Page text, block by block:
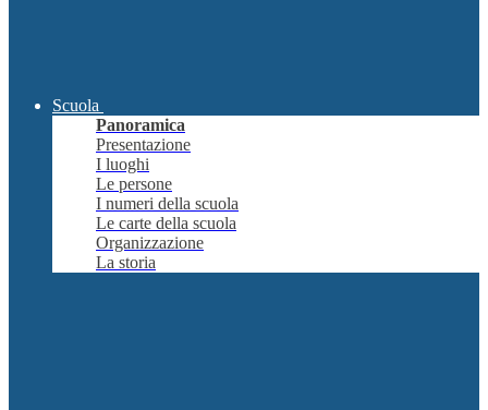
Scuola
Panoramica
Presentazione
I luoghi
Le persone
I numeri della scuola
Le carte della scuola
Organizzazione
La storia